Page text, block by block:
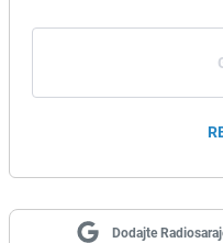
Dodajte